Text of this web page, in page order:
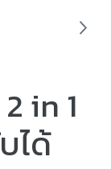
in 1
ได้